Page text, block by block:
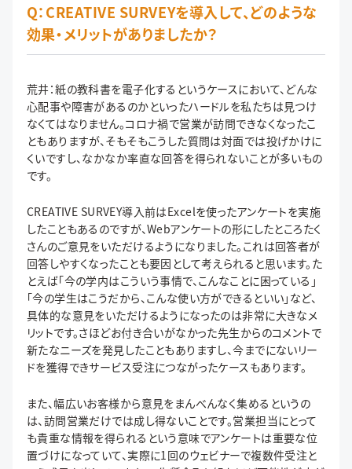
Q：CREATIVE SURVEYを導入して、どのような
効果・メリットがありましたか？
荒井：紙の教科書を電子化するというケースにおいて、どんな
心配事や障害があるのかといったハードルを私たちは見つけ
なくてはなりません。コロナ禍で営業が訪問できなくなったこ
ともありますが、そもそもこうした質問は対面では投げかけに
くいですし、なかなか率直な回答を得られないことが多いもの
です。
CREATIVE SURVEY導入前はExcelを使ったアンケートを実施
したこともあるのですが、Webアンケートの形にしたところたく
さんのご意見をいただけるようになりました。これは回答者が
回答しやすくなったことも要因として考えられると思います。た
とえば「今の学内はこういう事情で、こんなことに困っている」
「今の学生はこうだから、こんな使い方ができるといい」など、
具体的な意見をいただけるようになったのは非常に大きなメ
リットです。さほどお付き合いがなかった先生からのコメントで
新たなニーズを発見したこともありますし、今までにないリー
ドを獲得できサービス受注につながったケースもあります。
また、幅広いお客様から意見をまんべんなく集めるというの
は、訪問営業だけでは成し得ないことです。営業担当にとって
も貴重な情報を得られるという意味でアンケートは重要な位
置づけになっていて、実際に1回のウェビナーで複数件受注と